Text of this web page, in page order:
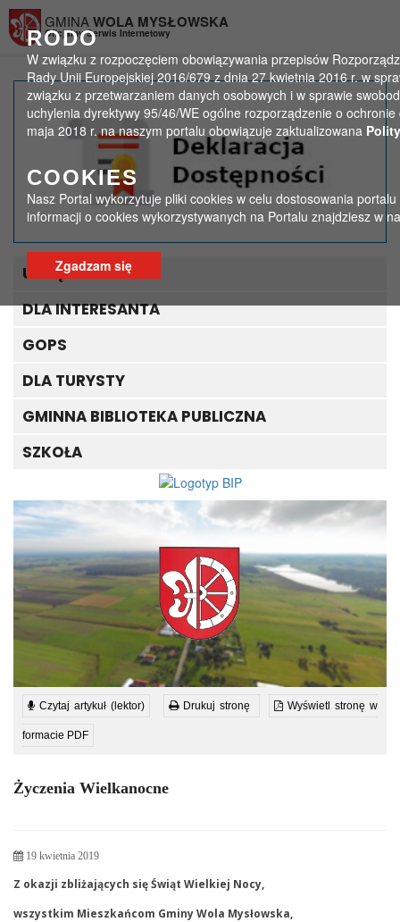
RODO
W związku z rozpoczęciem obowiązywania przepisów
Rady Unii Europejskiej 2016/679 z dnia 27 kwietnia 2016 r. w
związku z przetwarzaniem danych osobowych i w sprawie
uchylenia dyrektywy 95/46/WE ogólne rozporządzenie o
maja 2018 r. na naszym portalu obowiązuje zaktualizowana
COOKIES
Nasz Portal wykorzytuje pliki cookies w celu dostosowania
informacji o cookies wykorzystywanych na Portalu znajdziesz w
Zgadzam się
GMINA WOLA MYSŁOWSKA
Oficjalny Serwis Internetowy
Życzenia Wielkanocne
> Bez kategorii > Życzenia Wielkanocne
URZĄD GMINY
DLA INTERESANTA
GOPS
DLA TURYSTY
GMINNA BIBLIOTEKA PUBLICZNA
SZKOŁA
Czytaj artykuł (lektor) Drukuj stronę Wyświetl stronę w
formacie PDF
Życzenia Wielkanocne
19 kwietnia 2019
Z okazji zbliżających się Świąt Wielkiej Nocy,
wszystkim Mieszkańcom Gminy Wola Mysłowska,